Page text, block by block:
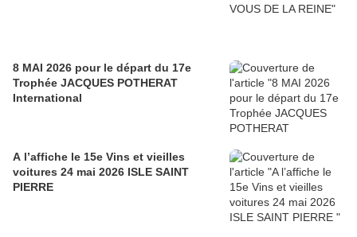
8 MAI 2026 pour le départ du 17e
Trophée JACQUES POTHERAT
International
A l’affiche le 15e Vins et vieilles
voitures 24 mai 2026 ISLE SAINT
PIERRE